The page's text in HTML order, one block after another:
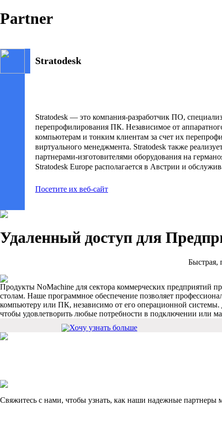
Partner
Stratodesk
Stratodesk — это компания-разработчик ПО,
перепрофилирования ПК. Независимое от
компьютерам и тонким клиентам за счет их
виртуального менеджмента. Stratodesk также
партнерами-изготовителями оборудования на
Stratodesk Europe располагается в Австрии и
Посетите их веб-сайт
Удаленный доступ для
Быстрая,
Продукты NoMachine для сектора коммерческих предприятий
столам. Наше программное обеспечение позволяет
компьютеру или ПК, независимо от его операционной
чтобы удовлетворить любые потребности в подключении или
Хочу узнать больше
Свяжитесь с нами, чтобы узнать, как наши надежные партнеры